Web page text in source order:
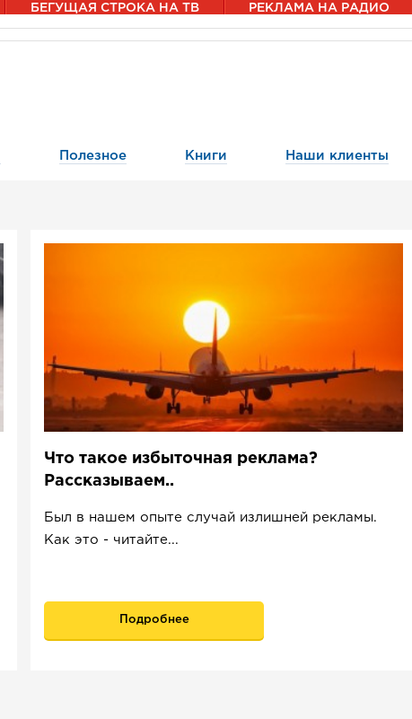
БЕГУЩАЯ СТРОКА НА ТВ РЕКЛАМА НА РАДИО
Полезное Книги Наши клиенты
Что такое избыточная реклама?
Рассказываем..
Был в нашем опыте случай излишней рекламы.
Как это - читайте...
Подробнее